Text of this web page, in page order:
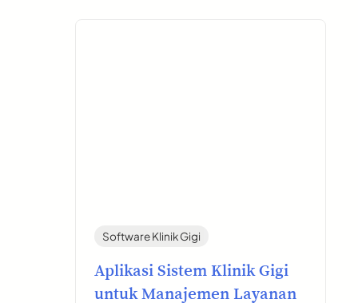
Software Klinik Gigi
Aplikasi Sistem Klinik Gigi
untuk Manajemen Layanan